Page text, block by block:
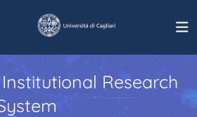
Institutional Research